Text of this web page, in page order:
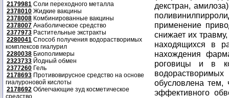
2179981 Соли переходного металла
2378010 Жидкие вакцины
2378008 Комбинированные вакцины
2378007 Анаболическое средство
2377973 Растительные экстракты
2280041 Способ получения водорастворимых
комплексов гиалурил
2280038 Биополимеры
2323733 Йодный обмен
2377260 Гель
2178693 Противовирусное средство на основе
гиалуроновой кислоты
2178692 Облегчающие зуд косметическое
средство
декстран,
применение
снижает их
находящихся в
нахождения
роговицы и в
обусловлена тем,
эффективного